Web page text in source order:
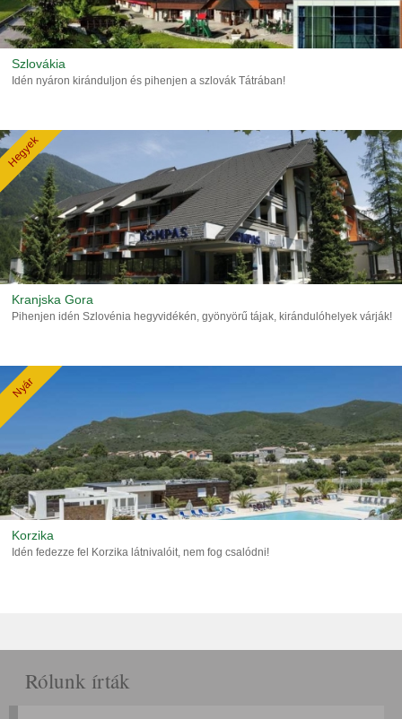
Szlovákia
Idén nyáron kiránduljon és pihenjen a szlovák Tátrában!
Hegyek
Kranjska Gora
Pihenjen idén Szlovénia hegyvidékén, gyönyörű tájak, kirándulóhelyek várják!
Nyár
Korzika
Idén fedezze fel Korzika látnivalóit, nem fog csalódni!
Rólunk írták